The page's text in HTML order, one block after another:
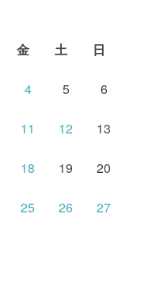
金 土 日
4 5 6
11 12 13
18 19 20
25 26 27